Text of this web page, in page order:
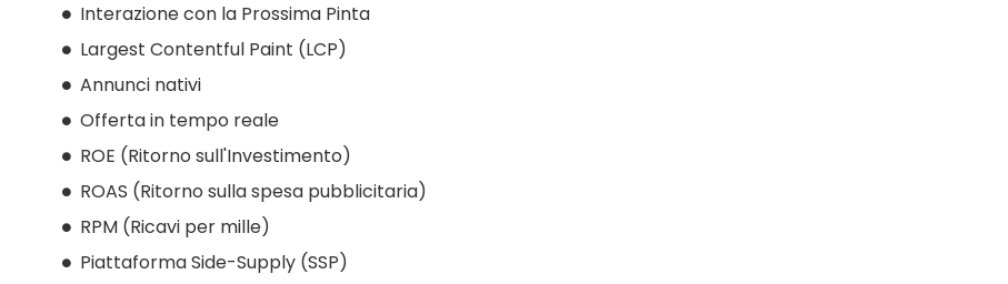
Interazione con la Prossima Pinta
Largest Contentful Paint (LCP)
Annunci nativi
Offerta in tempo reale
ROE (Ritorno sull'Investimento)
ROAS (Ritorno sulla spesa pubblicitaria)
RPM (Ricavi per mille)
Piattaforma Side-Supply (SSP)